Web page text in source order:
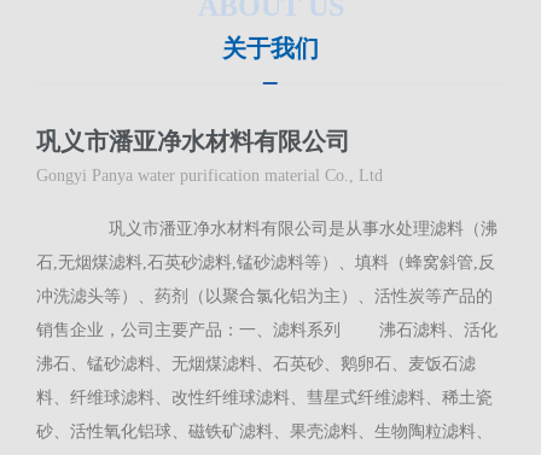
关于我们
巩义市潘亚净水材料有限公司
Gongyi Panya water purification material Co., Ltd
巩义市潘亚净水材料有限公司是从事水处理滤料（沸
石,无烟煤滤料,石英砂滤料,锰砂滤料等）、填料（蜂窝斜管,反
冲洗滤头等）、药剂（以聚合氯化铝为主）、活性炭等产品的
销售企业，公司主要产品：一、滤料系列 沸石滤料、活化
沸石、锰砂滤料、无烟煤滤料、石英砂、鹅卵石、麦饭石滤
料、纤维球滤料、改性纤维球滤料、彗星式纤维滤料、稀土瓷
砂、活性氧化铝球、磁铁矿滤料、果壳滤料、生物陶粒滤料、